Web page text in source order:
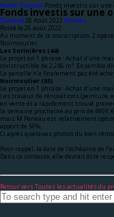
Home Divipro4 Fonds investis sur une
Fonds investis sur une
Divipro4
Nicolas
Posté le 26 août 2022
Au moment de la souscription, 2
Noirmoutier.
Les Sorinières (44)
Le projet en 1 phrase : Achat d’une
constructible de 2.246 m². Ensemble
La parcelle n’a finalement pas été
Noirmoutier (85)
Le projet en 1 phrase : Achat d’une
Les travaux de rénovations (peinture,
en vente et a rapidement trouvé
la semaine prochaine au prix de 490K
mais M Peneau est relativement
apport de 50%.
Ci après quelques photos du bien
Pour rappel, la date de l’échéance de
Dans ce contexte, elle devrait être
Retour vers Toutes les actualités du